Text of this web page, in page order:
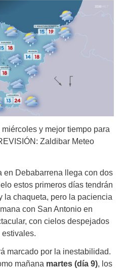
y mejor tiempo para
Zaldibar Meteo
en Debabarrena llega con dos
estos primeros días tendrán
la chaqueta, pero la paciencia
con San Antonio en
con cielos despejados
estivales.
marcado por la inestabilidad.
mañana martes (día 9), los